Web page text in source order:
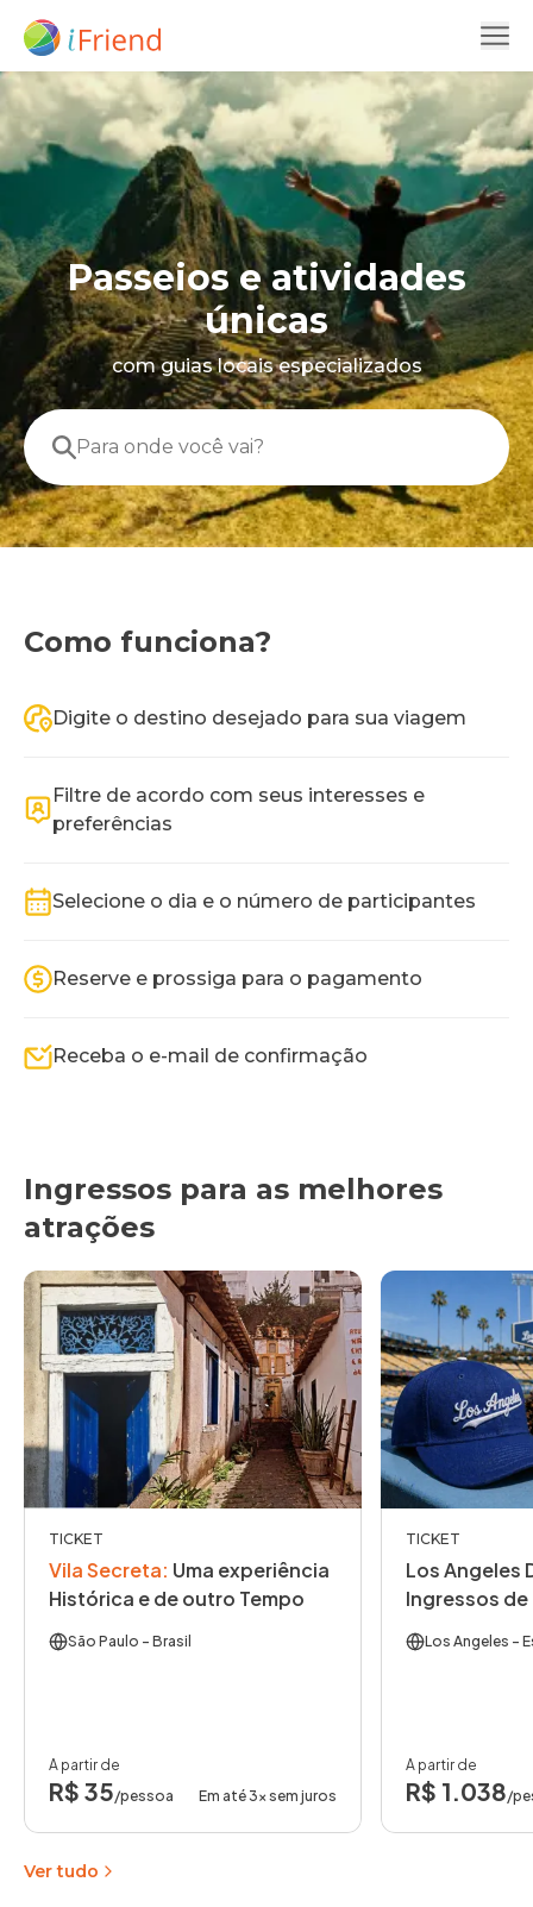
Passeios e atividades
únicas
com guias locais especializados
Conheça novos destinos
Experiências
personalizadas
feitas para você e seu grupo
Para onde você vai?
Como funciona?
Digite o destino desejado para sua viagem
Filtre de acordo com seus interesses e
preferências
Selecione o dia e o número de participantes
Reserve e prossiga para o pagamento
Receba o e-mail de confirmação
Ingressos para as melhores
atrações
TICKET
Vila Secreta: Uma experiência
Histórica e de outro Tempo
São Paulo - Brasil
A partir de
R$ 35/pessoa Em até 3x sem juros
TICKET
Los Angeles
Ingressos
Los Angeles -
A partir de
R$ 1.038/
Ver tudo